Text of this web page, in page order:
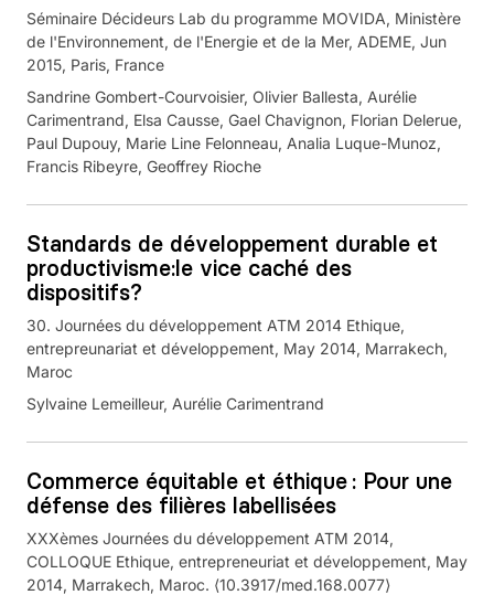
Séminaire Décideurs Lab du programme MOVIDA, Ministère
de l'Environnement, de l'Energie et de la Mer, ADEME, Jun
2015, Paris, France
Sandrine Gombert-Courvoisier, Olivier Ballesta, Aurélie
Carimentrand, Elsa Causse, Gael Chavignon, Florian Delerue,
Paul Dupouy, Marie Line Felonneau, Analia Luque-Munoz,
Francis Ribeyre, Geoffrey Rioche
Standards de développement durable et
productivisme:le vice caché des
dispositifs?
30. Journées du développement ATM 2014 Ethique,
entrepreunariat et développement, May 2014, Marrakech,
Maroc
Sylvaine Lemeilleur, Aurélie Carimentrand
Commerce équitable et éthique : Pour une
défense des filières labellisées
XXXèmes Journées du développement ATM 2014,
COLLOQUE Ethique, entrepreneuriat et développement, May
2014, Marrakech, Maroc. ⟨10.3917/med.168.0077⟩